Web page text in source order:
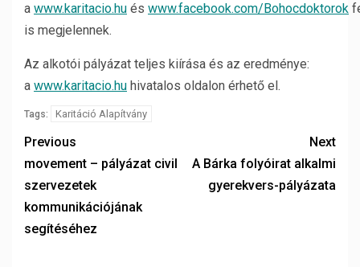
a www.karitacio.hu és www.facebook.com/Bohocdoktorok
is megjelennek.
Az alkotói pályázat teljes kiírása és az eredménye:
a www.karitacio.hu hivatalos oldalon érhető el.
Tags: Karitáció Alapítvány
Previous
movement – pályázat civil
szervezetek
kommunikációjának
segítéséhez
Next
A Bárka folyóirat alkalmi
gyerekvers-pályázata